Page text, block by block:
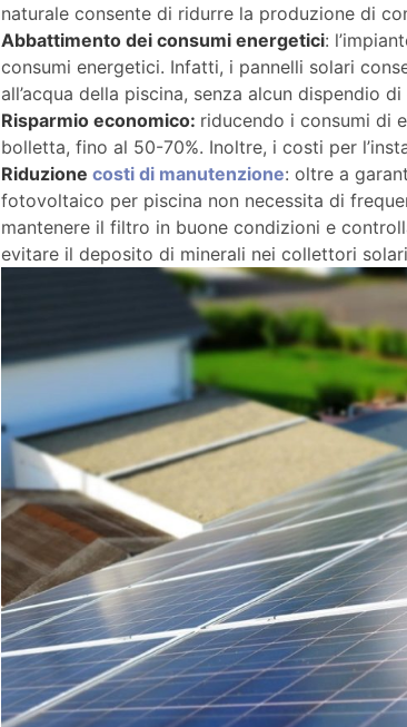
naturale consente di ridurre la produzione di
Abbattimento dei consumi energetici:
consumi energetici. Infatti, i pannelli solari
all’acqua della piscina, senza alcun dispendio
Risparmio economico: riducendo i consumi di
bolletta, fino al 50-70%. Inoltre, i costi per
Riduzione costi di manutenzione: oltre a
fotovoltaico per piscina non necessita di
mantenere il filtro in buone condizioni e
evitare il deposito di minerali nei collettori